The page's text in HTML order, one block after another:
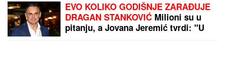
EVO KOLIKO GODIŠNJE ZARAĐUJE
DRAGAN STANKOVIĆ Milioni su u
pitanju, a Jovana Jeremić tvrdi: "U